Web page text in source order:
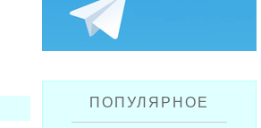
ПОПУЛЯРНОЕ